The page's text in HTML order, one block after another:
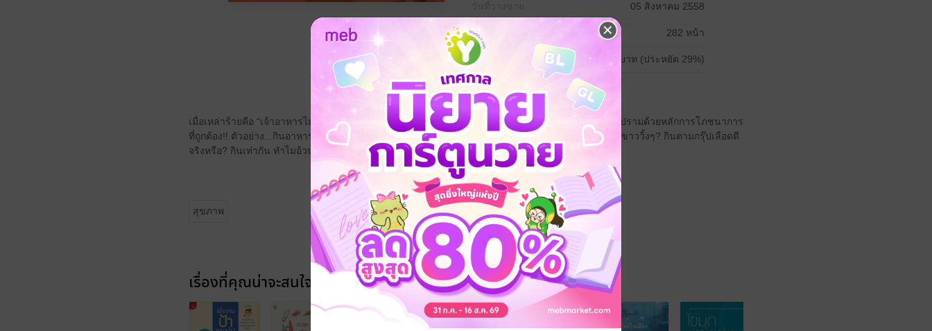
05 สิงหาคม 2558
ความยาว 282 หน้า
ราคาปก 255 บาท (ประหยัด 29%)
เมื่อเหล่าร้ายคือ “เจ้าอาหารไม่มีประโยชน์” ประกาศศึกสงครามแห่งสุขภาพ “ซูเปอร์ป้า” จึงขออาสาปราบปรามด้วยหลักการโภชนาการ
ที่ถูกต้อง!! ตัวอย่าง...กินอาหารเสริมดีไหม? ลดความอ้วนสูตรไหนดี? คอลลาเจนและกลูต้าไธโอน กินแล้วขาววิ้งๆ? กินตามกรุ๊ปเลือดดี
จริงหรือ? กินเท่ากัน ทำไมอ้วนไม่เท่ากัน? เข้าร้านสะดวกซื้อ หยิบอะไรดี? กินอาหารคลีน ดีจริงไหม?
สุขภาพ
เรื่องที่คุณน่าจะสนใจ